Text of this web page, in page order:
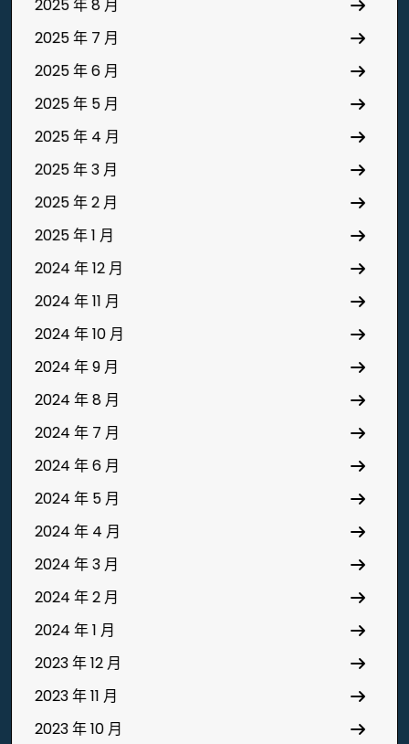
2025 年 8 月
2025 年 7 月
2025 年 6 月
2025 年 5 月
2025 年 4 月
2025 年 3 月
2025 年 2 月
2025 年 1 月
2024 年 12 月
2024 年 11 月
2024 年 10 月
2024 年 9 月
2024 年 8 月
2024 年 7 月
2024 年 6 月
2024 年 5 月
2024 年 4 月
2024 年 3 月
2024 年 2 月
2024 年 1 月
2023 年 12 月
2023 年 11 月
2023 年 10 月